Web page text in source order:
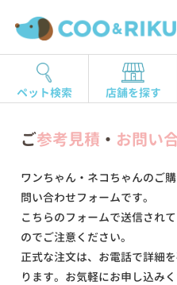
ペット検索 店舗を探す
ご参考見積 ・ お問い
ワンちゃん・ネコちゃんのご
問い合わせフォームです。
こちらのフォームで送信され
のでご注意ください。
正式な注文は、お電話で詳細
ります。お気軽にお申し込みく